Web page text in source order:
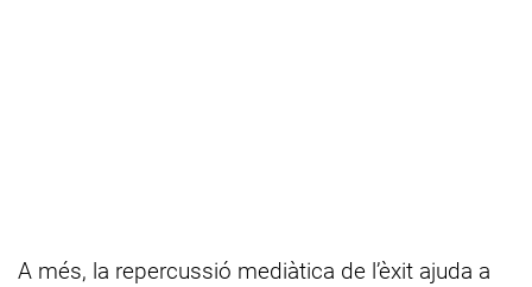
A més, la repercussió mediàtica de l’èxit ajuda a